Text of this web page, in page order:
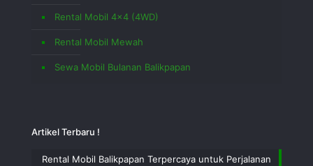
Rental Mobil 4×4 (4WD)
Rental Mobil Mewah
Sewa Mobil Bulanan Balikpapan
Artikel Terbaru !
Rental Mobil Balikpapan Terpercaya untuk Perjalanan